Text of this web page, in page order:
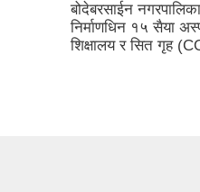
बोदेबरसाईन
निर्माणधिन १५ सैया
शिक्षालय र सित गृह